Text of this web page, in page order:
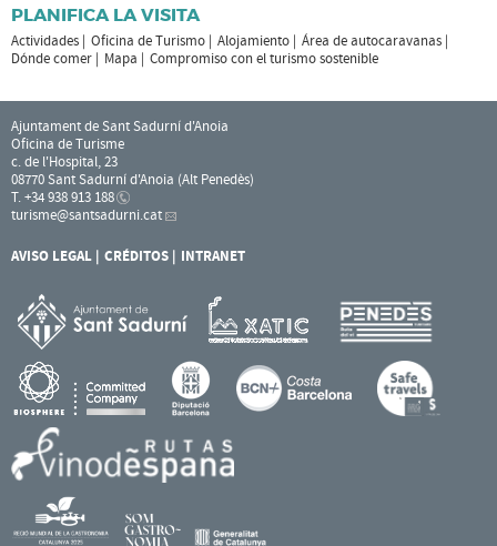
PLANIFICA LA VISITA
Actividades Oficina de Turismo Alojamiento
Área de autocaravanas
Dónde comer
Mapa Compromiso con el turismo sostenible
Ajuntament de Sant Sadurní d'Anoia
Oficina de Turisme
c. de l'Hospital, 23
08770 Sant Sadurní d'Anoia (Alt Penedès)
T. +34 938 913 188
turisme@santsadurni.cat
AVISO LEGAL CRÉDITOS INTRANET